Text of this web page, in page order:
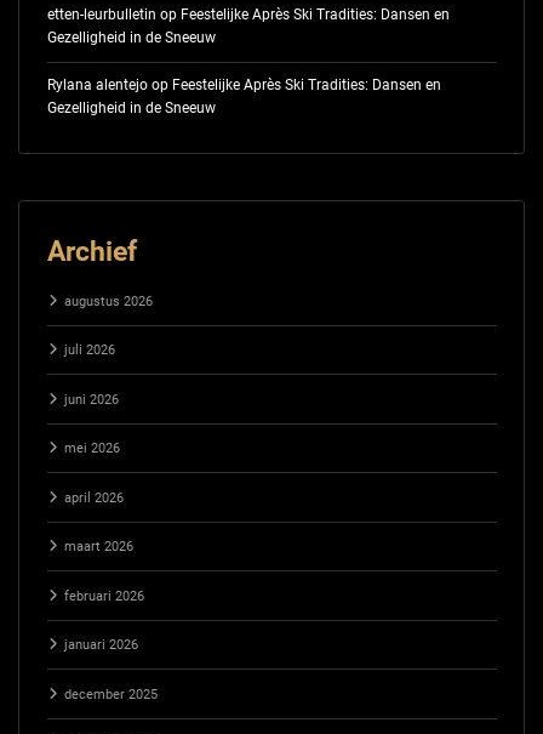
etten-leurbulletin op Feestelijke Après Ski Tradities: Dansen en
Gezelligheid in de Sneeuw
Rylana alentejoop Feestelijke Après Ski Tradities: Dansen en
Gezelligheid in de Sneeuw
Archief
augustus 2026
juli 2026
juni 2026
mei 2026
april 2026
maart 2026
februari 2026
januari 2026
december 2025